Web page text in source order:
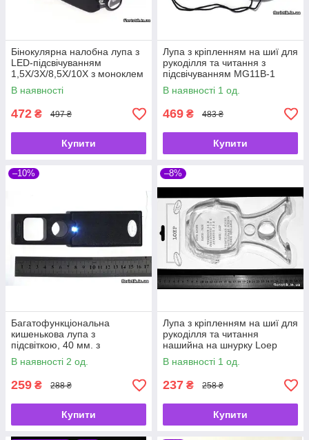
Бінокулярна налобна лупа з
LED-підсвічуванням
1,5X/3X/8,5X/10X з моноклем
для ремонту, рукоділля та
читання MG81007-A
В наявності
472 ₴ 497 ₴
Купити
Лупа з кріпленням на шиї для
рукоділля та читання з
підсвічуванням MG11B-1
В наявності 1 од.
469 ₴ 483 ₴
Купити
–10%
Багатофункціональна
кишенькова лупа з
підсвіткою, 40 мм. з
детектором валют і
ліхтариком
В наявності 2 од.
259 ₴ 288 ₴
Купити
–8%
Лупа з кріпленням на шиї для
рукоділля та читання
нашийна на шнурку Loep
В наявності 1 од.
237 ₴ 258 ₴
Купити